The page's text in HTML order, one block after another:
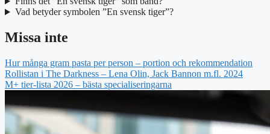
Vad betyder symbolen ”En svensk tiger”?
Missa inte
Hur många gram pasta per person – portion och rekommendation
Rollistan i The Darkness – Lena Olin, Jack Bannon m.fl. 2024
M+ tier-lista 2026 – bästa specialiseringarna